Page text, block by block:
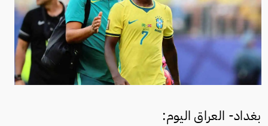
بغداد- العراق اليوم: